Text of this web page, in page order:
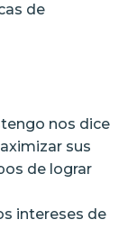
de
nos dice
sus
de lograr
intereses de